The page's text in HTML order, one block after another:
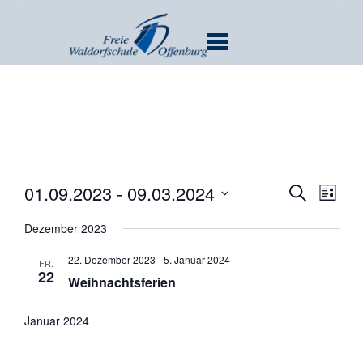
und
SUCHELISTE
01.09.2023 - 09.03.2024
Dezember 2023
FR.
22
22. Dezember 2023 -5. Januar 2024
Weihnachtsferien
Januar 2024